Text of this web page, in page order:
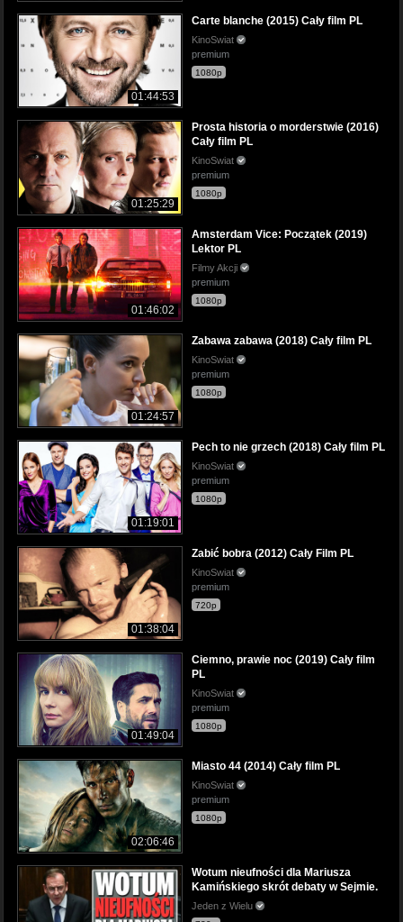
01:44:53
Carte blanche (2015) Cały film PL
KinoSwiat
premium
1080p
01:25:29
Prosta historia o morderstwie (2016)
Cały film PL
KinoSwiat
premium
1080p
01:46:02
Amsterdam Vice: Początek (2019)
Lektor PL
Filmy Akcji
premium
1080p
01:24:57
Zabawa zabawa (2018) Cały film PL
KinoSwiat
premium
1080p
01:19:01
Pech to nie grzech (2018) Cały film PL
KinoSwiat
premium
1080p
01:38:04
Zabić bobra (2012) Cały Film PL
KinoSwiat
premium
720p
01:49:04
Ciemno, prawie noc (2019) Cały film
PL
KinoSwiat
premium
1080p
02:06:46
Miasto 44 (2014) Cały film PL
KinoSwiat
premium
1080p
Wotum nieufności dla Mariusza
Kamińskiego skrót debaty w Sejmie.
Jeden z Wielu